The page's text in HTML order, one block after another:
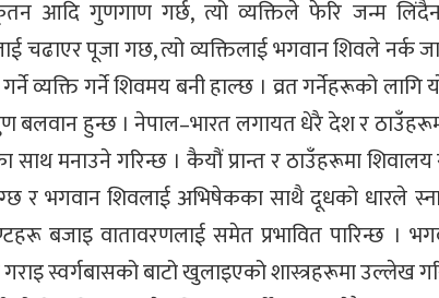
आदि गुणगाण गर्छ, त्यो व्यक्तिले फेरि जन्म
चढाएर पूजा गछ, त्यो व्यक्तिलाई भगवान शिवले नर्क
व्यक्ति गर्ने शिवमय बनी हाल्छ । व्रत गर्नेहरूको लागि
हुन्छ । नेपाल–भारत लगायत धेरै देश र ठाउँहरूमा
साथ मनाउने गरिन्छ । कैयौं प्रान्त र ठाउँहरूमा
र भगवान शिवलाई अभिषेकका साथै दूधको धारले
बजाइ वातावरणलाई समेत प्रभावित पारिन्छ ।
स्वर्गबासको बाटो खुलाइएको शास्त्रहरूमा उल्लेख